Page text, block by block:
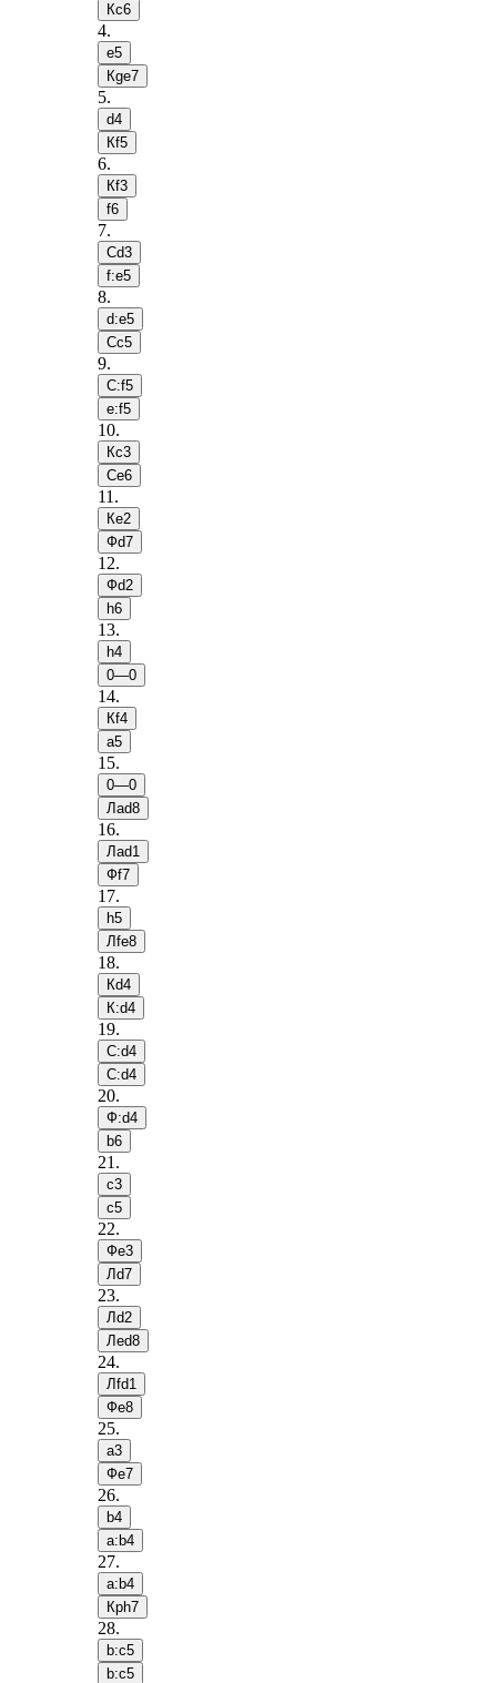
Кc6
4.
e5
Кge7
5.
d4
Кf5
6.
Кf3
f6
7.
Сd3
f:e5
8.
d:e5
Сc5
9.
С:f5
e:f5
10.
Кc3
Сe6
11 .
Кe2
Фd7
12.
Фd2
h6
13.
h4
0—0
14.
Кf4
a5
15.
0—0
Лad8
16.
Лad1
Фf7
17.
h5
Лfe8
18.
Кd4
К:d4
19.
С:d4
С:d4
20.
Ф:d4
b6
21 .
c3
c5
22.
Фe3
Лd7
23.
Лd2
Лed8
24.
Лfd1
Фe8
25.
a3
Фe7
26.
b4
a:b4
27.
a:b4
Крh7
28.
b:c5
b:c5